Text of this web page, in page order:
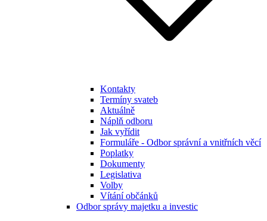
Kontakty
Termíny svateb
Aktuálně
Náplň odboru
Jak vyřídit
Formuláře - Odbor správní a vnitřních věcí
Poplatky
Dokumenty
Legislativa
Volby
Vítání občánků
Odbor správy majetku a investic